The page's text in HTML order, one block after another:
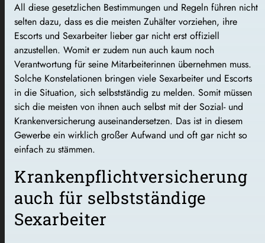
All diese gesetzlichen Bestimmungen und Regeln führen nicht
selten dazu, dass es die meisten Zuhälter vorziehen, ihre
Escorts und Sexarbeiter lieber gar nicht erst offiziell
anzustellen. Womit er zudem nun auch kaum noch
Verantwortung für seine Mitarbeiterinnen übernehmen muss.
Solche Konstelationen bringen viele Sexarbeiter und Escorts
in die Situation, sich selbstständig zu melden. Somit müssen
sich die meisten von ihnen auch selbst mit der Sozial- und
Krankenversicherung auseinandersetzen. Das ist in diesem
Gewerbe ein wirklich großer Aufwand und oft gar nicht so
einfach zu stämmen.
Krankenpflichtversicherung
auch für selbstständige
Sexarbeiter